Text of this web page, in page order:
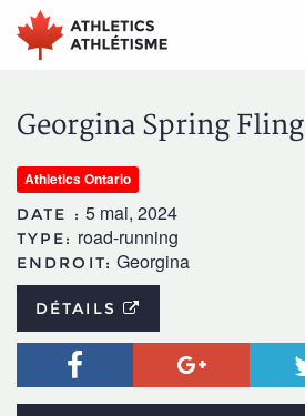
Aller
au
menu
Aller
au
contenu
Georgina Spring Fling
Athletics Ontario
DATE : 5 mai, 2024
TYPE: road-running
ENDROIT: Georgina
DÉTAILS
Facebook Google+